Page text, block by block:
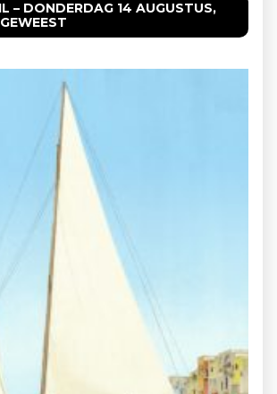
– DONDERDAG 14 AUGUSTUS,